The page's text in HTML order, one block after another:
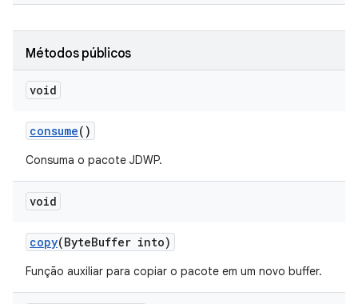
Métodos públicos
void
consume()
Consuma o pacote JDWP.
void
copy(ByteBuffer into)
Função auxiliar para copiar o pacote em um novo buffer.